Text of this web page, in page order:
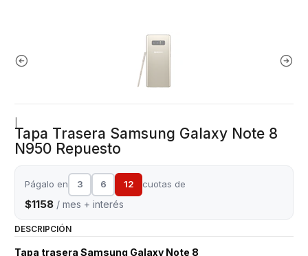
Tapa Trasera Samsung Galaxy Note 8
N950 Repuesto
Págalo en 3 6 12 cuotas de
$1158 / mes + interés
DESCRIPCIÓN
Tapa trasera Samsung Galaxy Note 8